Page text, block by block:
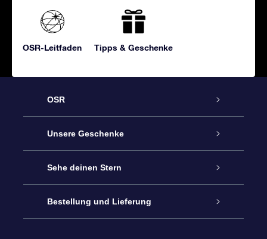
OSR-Leitfaden Tipps & Geschenke
OSR
Service
Kontakt
Blog
Unsere Geschenke
Sterne schenken
OSR-Geschenkpaket
Sehe deinen Stern
Sternregister
Bestellung und Lieferung